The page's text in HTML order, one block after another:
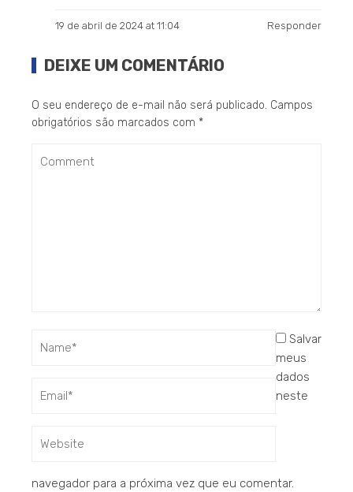
19 de abril de 2024 at 11:04 Responder
DEIXE UM COMENTÁRIO
O seu endereço de e-mail não será publicado. Campos
obrigatórios são marcados com *
Salvar
meus
dados
neste
navegador para a próxima vez que eu comentar.